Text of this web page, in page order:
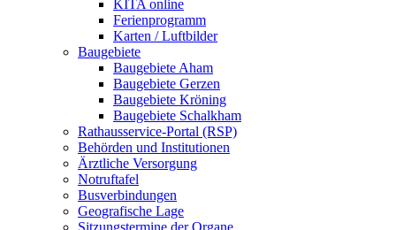
KITA online
Ferienprogramm
Karten / Luftbilder
Baugebiete
Baugebiete Aham
Baugebiete Gerzen
Baugebiete Kröning
Baugebiete Schalkham
Rathausservice-Portal (RSP)
Behörden und Institutionen
Ärztliche Versorgung
Notruftafel
Busverbindungen
Geografische Lage
Sitzungstermine der Organe